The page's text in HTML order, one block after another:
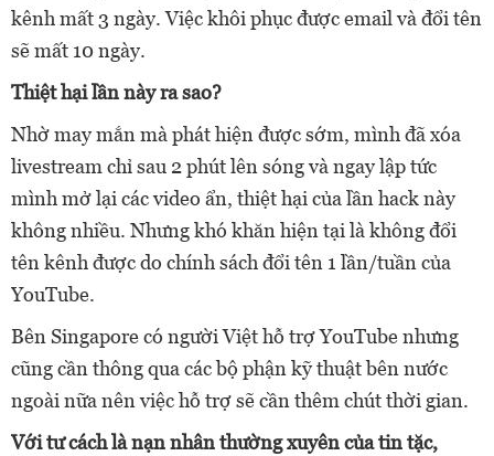
kênh mất 3 ngày. Việc khôi phục được email và đổi tên
sẽ mất 10 ngày.
Thiệt hại lần này ra sao?
Nhờ may mắn mà phát hiện được sớm, mình đã xóa
livestream chỉ sau 2 phút lên sóng và ngay lập tức
mình mở lại các video ẩn, thiệt hại của lần hack này
không nhiều. Nhưng khó khăn hiện tại là không đổi
tên kênh được do chính sách đổi tên 1 lần/tuần của
YouTube.
Bên Singapore có người Việt hỗ trợ YouTube nhưng
cũng cần thông qua các bộ phận kỹ thuật bên nước
ngoài nữa nên việc hỗ trợ sẽ cần thêm chút thời gian.
Với tư cách là nạn nhân thường xuyên của tin tặc,